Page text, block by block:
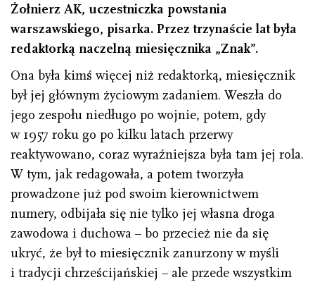
Żołnierz AK, uczestniczka powstania
warszawskiego, pisarka. Przez trzynaście lat była
redaktorką naczelną miesięcznika „Znak”.
Ona była kimś więcej niż redaktorką, miesięcznik
był jej głównym życiowym zadaniem. Weszła do
jego zespołu niedługo po wojnie, potem, gdy
w 1957 roku go po kilku latach przerwy
reaktywowano, coraz wyraźniejsza była tam jej rola.
W tym, jak redagowała, a potem tworzyła
prowadzone już pod swoim kierownictwem
numery, odbijała się nie tylko jej własna droga
zawodowa i duchowa – bo przecież nie da się
ukryć, że był to miesięcznik zanurzony w myśli
i tradycji chrześcijańskiej – ale przede wszystkim